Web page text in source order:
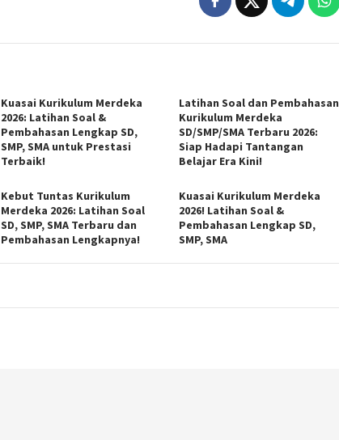
Kuasai Kurikulum Merdeka
2026: Latihan Soal &
Pembahasan Lengkap SD,
SMP, SMA untuk Prestasi
Terbaik!
Latihan Soal dan Pembahasan
Kurikulum Merdeka
SD/SMP/SMA Terbaru 2026:
Siap Hadapi Tantangan
Belajar Era Kini!
Kebut Tuntas Kurikulum
Merdeka 2026: Latihan Soal
SD, SMP, SMA Terbaru dan
Pembahasan Lengkapnya!
Kuasai Kurikulum Merdeka
2026! Latihan Soal &
Pembahasan Lengkap SD,
SMP, SMA